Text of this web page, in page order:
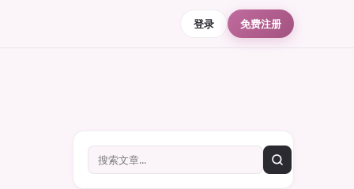
登录 免费注册